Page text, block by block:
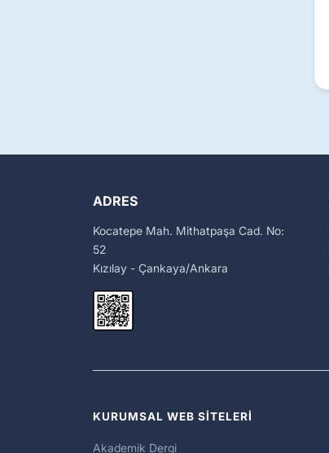
ADRES
Kocatepe Mah. Mithatpaşa Cad. No:
52
Kızılay - Çankaya/Ankara
KURUMSAL WEB SİTELERİ
Akademik Dergi